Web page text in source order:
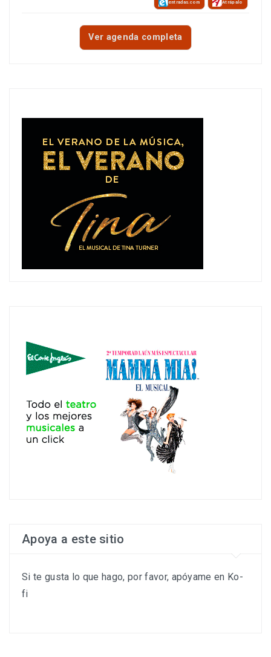
entradas.com Atrápalo
Ver agenda completa
Apoya a este sitio
Si te gusta lo que hago, por favor, apóyame en Ko-
fi